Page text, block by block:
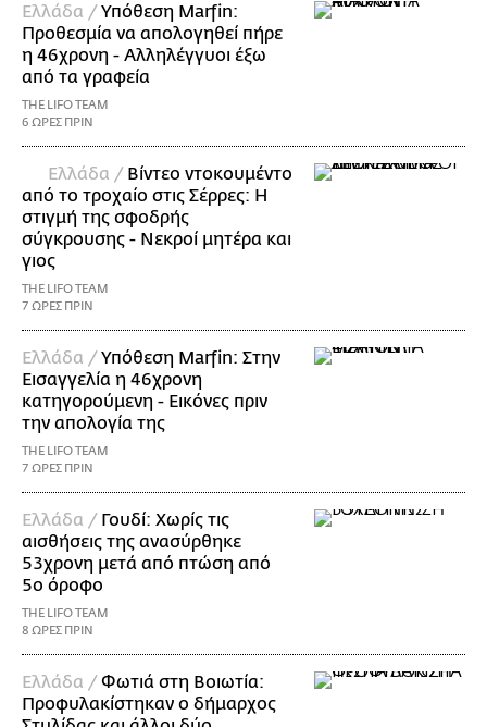
Ελλάδα /Υπόθεση Marfin:
Προθεσμία να απολογηθεί πήρε
η 46χρονη - Αλληλέγγυοι έξω
από τα γραφεία
THE LIFO TEAM
6 ΩΡΕΣ ΠΡΙΝ
Ελλάδα / Βίντεο ντοκουμέντο
από το τροχαίο στις Σέρρες: Η
στιγμή της σφοδρής
σύγκρουσης - Νεκροί μητέρα και
γιος
THE LIFO TEAM
7 ΩΡΕΣ ΠΡΙΝ
Ελλάδα /Υπόθεση Marfin: Στην
Εισαγγελία η 46χρονη
κατηγορούμενη - Εικόνες πριν
την απολογία της
THE LIFO TEAM
7 ΩΡΕΣ ΠΡΙΝ
Ελλάδα / Γουδί: Χωρίς τις
αισθήσεις της ανασύρθηκε
53χρονη μετά από πτώση από
5ο όροφο
THE LIFO TEAM
8 ΩΡΕΣ ΠΡΙΝ
Ελλάδα /Φωτιά στη Βοιωτία:
Προφυλακίστηκαν ο δήμαρχος